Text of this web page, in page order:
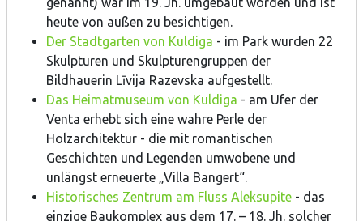
heute von außen zu besichtigen.
Der Stadtgarten von Kuldiga - im Park wurden 22
Skulpturen und Skulpturengruppen der
Bildhauerin Līvija Razevska aufgestellt.
Das Heimatmuseum von Kuldiga - am Ufer der
Venta erhebt sich eine wahre Perle der
Holzarchitektur - die mit romantischen
Geschichten und Legenden umwobene und
unlängst erneuerte „Villa Bangert“.
Historisches Zentrum am Fluss Aleksupite - das
einzige Baukomplex aus dem 17. – 18. Jh. solcher